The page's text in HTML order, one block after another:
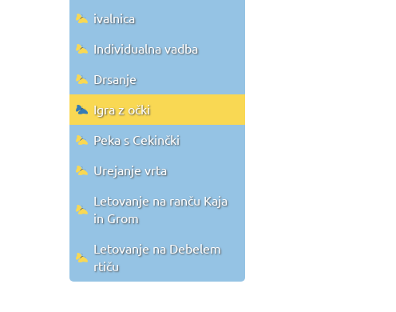
ivalnica
Individualna vadba
Drsanje
Igra z očki
Peka s Cekinčki
Urejanje vrta
Letovanje na ranču Kaja
in Grom
Letovanje na Debelem
rtiču